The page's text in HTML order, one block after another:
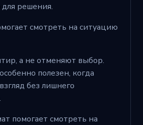
для решения.
смотреть на ситуацию
а не отменяют выбор.
полезен, когда
без лишнего
помогает смотреть на